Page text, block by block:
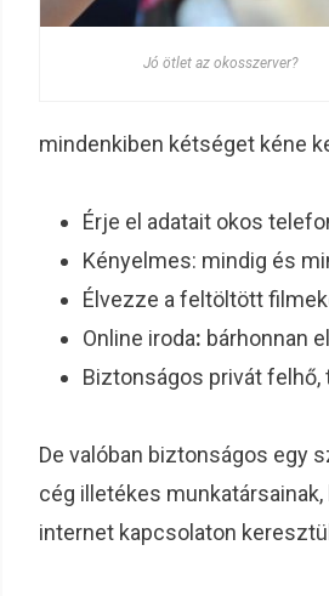
Jó ötlet az okosszerver?
mindenkiben kétséget kéne
Érje el adatait okos
Kényelmes: mindig és
Élvezze a feltöltött
Online iroda: bárhonnan
Biztonságos privát
De valóban biztonságos egy
cég illetékes
internet kapcsolaton